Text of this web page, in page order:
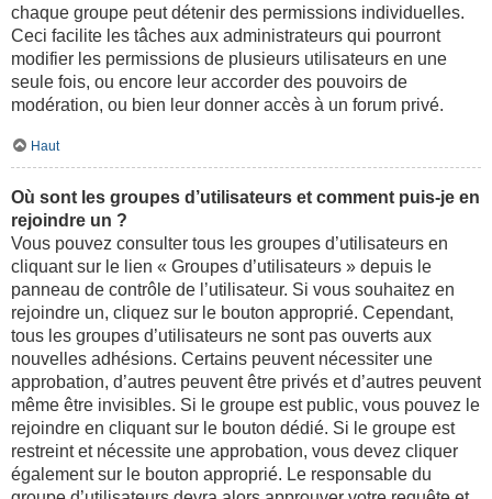
chaque groupe peut détenir des permissions individuelles.
Ceci facilite les tâches aux administrateurs qui pourront
modifier les permissions de plusieurs utilisateurs en une
seule fois, ou encore leur accorder des pouvoirs de
modération, ou bien leur donner accès à un forum privé.
Haut
Où sont les groupes d’utilisateurs et comment puis-je en
rejoindre un ?
Vous pouvez consulter tous les groupes d’utilisateurs en
cliquant sur le lien « Groupes d’utilisateurs » depuis le
panneau de contrôle de l’utilisateur. Si vous souhaitez en
rejoindre un, cliquez sur le bouton approprié. Cependant,
tous les groupes d’utilisateurs ne sont pas ouverts aux
nouvelles adhésions. Certains peuvent nécessiter une
approbation, d’autres peuvent être privés et d’autres peuvent
même être invisibles. Si le groupe est public, vous pouvez le
rejoindre en cliquant sur le bouton dédié. Si le groupe est
restreint et nécessite une approbation, vous devez cliquer
également sur le bouton approprié. Le responsable du